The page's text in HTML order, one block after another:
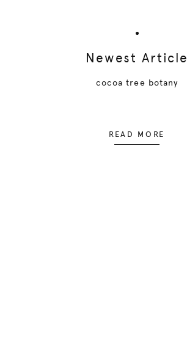
Newest Article
cocoa tree botany
READ MORE